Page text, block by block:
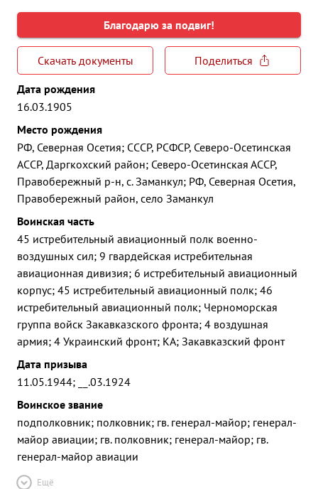
Благодарю за подвиг!
Скачать документы
Поделиться
Дата рождения
16.03.1905
Место рождения
РФ, Северная Осетия; СССР, РСФСР, Северо-Осетинская
АССР, Даргкохский район; Северо-Осетинская АССР,
Правобережный р-н, с. Заманкул; РФ, Северная Осетия,
Правобережный район, село Заманкул
Воинская часть
45 истребительный авиационный полк военно-
воздушных сил; 9 гвардейская истребительная
авиационная дивизия; 6 истребительный авиационный
корпус; 45 истребительный авиационный полк; 46
истребительный авиационный полк; Черноморская
группа войск Закавказского фронта; 4 воздушная
армия; 4 Украинский фронт; КА; Закавказский фронт
Дата призыва
11.05.1944; __.03.1924
Воинское звание
подполковник; полковник; гв. генерал-майор; генерал-
майор авиации; гв. полковник; генерал-майор; гв.
генерал-майор авиации
Ещё